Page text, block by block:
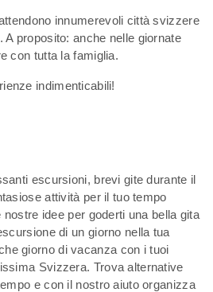
innumerevoli città svizzere
proposito: anche nelle giornate
con tutta la famiglia.
indimenticabili!
escursioni, brevi gite durante il
attività per il tuo tempo
idee per goderti una bella gita
di un giorno nella tua
giorno di vacanza con i tuoi
Svizzera. Trova alternative
e con il nostro aiuto organizza